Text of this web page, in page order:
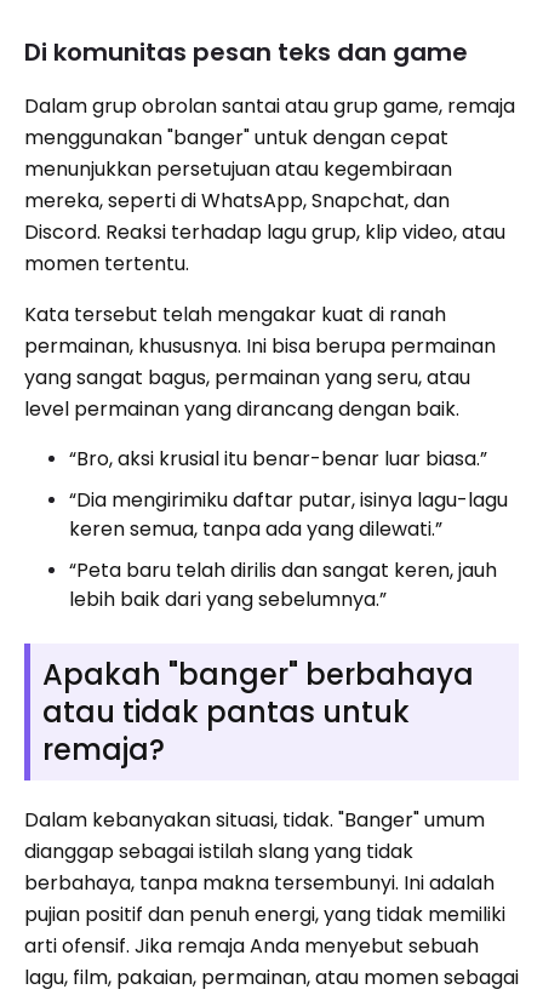
Di komunitas pesan teks dan game
Dalam grup obrolan santai atau grup game, remaja
menggunakan "banger" untuk dengan cepat
menunjukkan persetujuan atau kegembiraan
mereka, seperti di WhatsApp, Snapchat, dan
Discord. Reaksi terhadap lagu grup, klip video, atau
momen tertentu.
Kata tersebut telah mengakar kuat di ranah
permainan, khususnya. Ini bisa berupa permainan
yang sangat bagus, permainan yang seru, atau
level permainan yang dirancang dengan baik.
“Bro, aksi krusial itu benar-benar luar biasa.”
“Dia mengirimiku daftar putar, isinya lagu-lagu
keren semua, tanpa ada yang dilewati.”
“Peta baru telah dirilis dan sangat keren, jauh
lebih baik dari yang sebelumnya.”
Apakah "banger" berbahaya
atau tidak pantas untuk
remaja?
Dalam kebanyakan situasi, tidak. "Banger" umum
dianggap sebagai istilah slang yang tidak
berbahaya, tanpa makna tersembunyi. Ini adalah
pujian positif dan penuh energi, yang tidak memiliki
arti ofensif. Jika remaja Anda menyebut sebuah
lagu, film, pakaian, permainan, atau momen sebagai